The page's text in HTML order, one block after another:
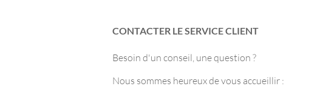
CONTACTER LE SERVICE CLIENT
Besoin d'un conseil, une question ?
Nous sommes heureux de vous accueillir :